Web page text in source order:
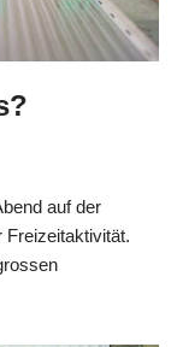
auf der
Freizeitaktivität.